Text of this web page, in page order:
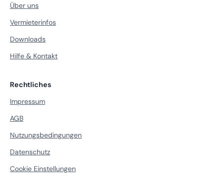
Über uns
Vermieterinfos
Downloads
Hilfe & Kontakt
Rechtliches
Impressum
AGB
Nutzungsbedingungen
Datenschutz
Cookie Einstellungen